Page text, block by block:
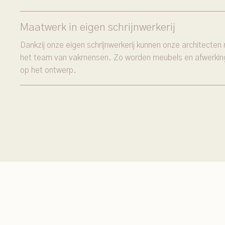
Maatwerk in eigen schrijnwerkerij
Dankzij onze eigen schrijnwerkerij kunnen onze
het team van vakmensen. Zo worden meubels en
op het ontwerp.